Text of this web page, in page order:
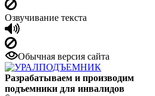
Озвучивание текста
Обычная версия сайта
Разрабатываем и производим
подъемники для инвалидов